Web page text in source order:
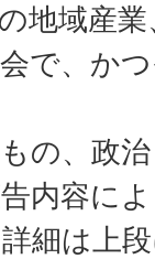
地域産
で、か
の、政
内容に
細は上